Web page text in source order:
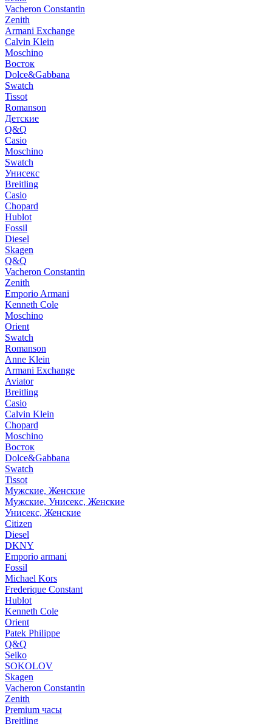
Vacheron Constantin
Zenith
Armani Exchange
Calvin Klein
Moschino
Восток
Dolce&Gabbana
Swatch
Tissot
Romanson
Детские
Q&Q
Casio
Moschino
Swatch
Унисекс
Breitling
Casio
Chopard
Hublot
Fossil
Diesel
Skagen
Q&Q
Vacheron Constantin
Zenith
Emporio Armani
Kenneth Cole
Moschino
Orient
Swatch
Romanson
Anne Klein
Armani Exchange
Aviator
Breitling
Casio
Calvin Klein
Chopard
Moschino
Восток
Dolce&Gabbana
Swatch
Tissot
Мужские, Женские
Мужские, Унисекс, Женские
Унисекс, Женские
Citizen
Diesel
DKNY
Emporio armani
Fossil
Michael Kors
Frederique Constant
Hublot
Kenneth Cole
Orient
Patek Philippe
Q&Q
Seiko
SOKOLOV
Skagen
Vacheron Constantin
Zenith
Premium часы
Breitling